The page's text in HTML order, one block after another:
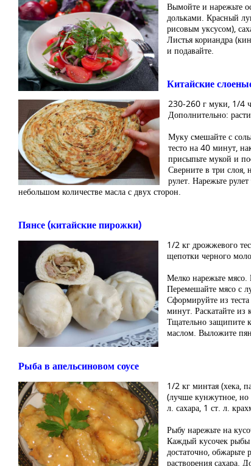
Вымойте и нарежьте
дольками. Красный
рисовым уксусом),
Листья кориандра
и подавайте.
Китайские
230-260 г муки, 1/4
Дополнительно:
Муку смешайте с
тесто на 40 минут,
присыпьте мукой и
Сверните в три слоя,
рулет. Нарежьте
небольшом количестве масла с двух сторон.
Пянсе (китайские пирожки)
1/2 кг дрожжевого
щепотки черного
Мелко нарежьте
Перемешайте мясо с
Сформируйте из
минут. Раскатайте
Тщательно защипите
маслом. Выложите
Рыба в апельсиновом соусе
1/2 кг минтая (хека,
(лучше кунжутное, но
л. сахара, 1 ст. л.
Рыбу нарежьте на
Каждый кусочек рыбы
достаточно,
растворения сахара.